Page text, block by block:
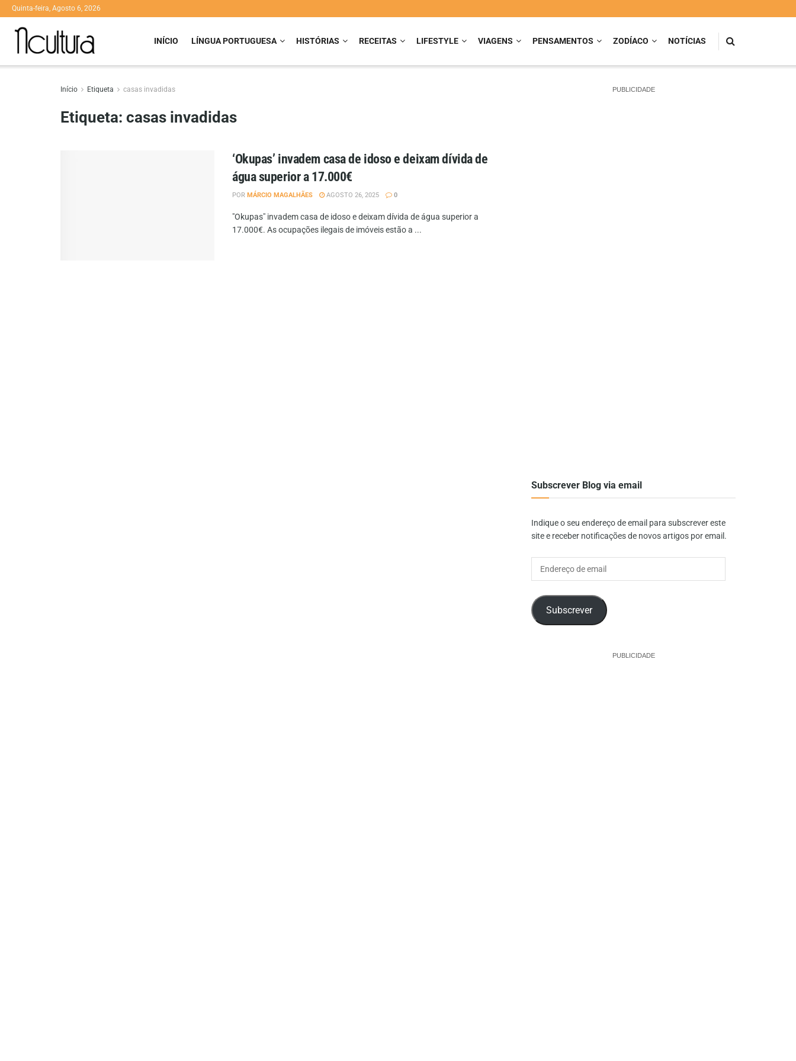
Quinta-feira, Agosto 6, 2026
INÍCIO LÍNGUA PORTUGUESA HISTÓRIAS RECEITAS LIFESTYLE VIAGENS PENSAMENTOS ZODÍACO NOTÍCIAS
Início Etiqueta casas invadidas
Etiqueta: casas invadidas
‘Okupas’ invadem casa de idoso e deixam dívida de
água superior a 17.000€
POR MÁRCIO MAGALHÃES AGOSTO 26, 2025 0
"Okupas" invadem casa de idoso e deixam dívida de água superior a
17.000€. As ocupações ilegais de imóveis estão a ...
PUBLICIDADE
Subscrever Blog via email
Indique o seu endereço de email para subscrever este
site e receber notificações de novos artigos por email.
Subscrever
PUBLICIDADE